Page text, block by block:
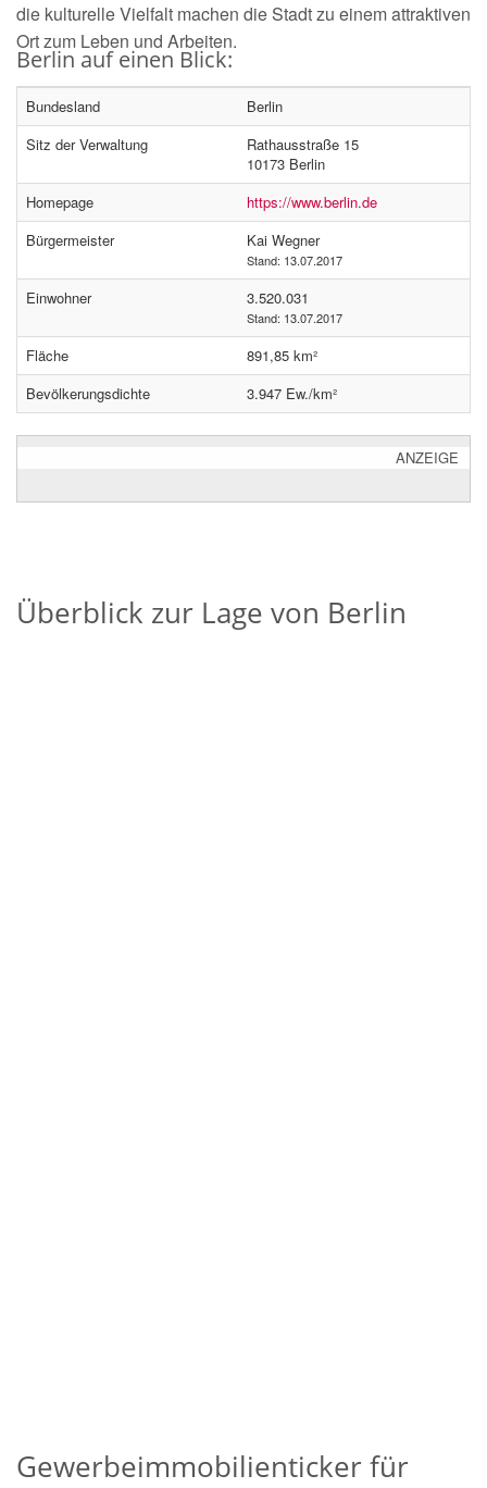
die kulturelle Vielfalt machen die Stadt zu einem attraktiven
Ort zum Leben und Arbeiten.
Berlin auf einen Blick:
Bundesland
Berlin
Sitz der Verwaltung
Rathausstraße 15
10173 Berlin
Homepage
https://www.berlin.de
Bürgermeister
Kai Wegner
Stand: 13.07.2017
Einwohner 3.520.031
Stand: 13.07.2017
Fläche
891,85 km²
Bevölkerungsdichte
3.947 Ew./km²
ANZEIGE
Überblick zur Lage von Berlin
Gewerbeimmobilienticker für